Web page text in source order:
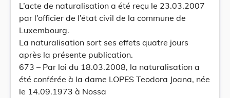
L’acte de naturalisation a été reçu le 23.03.2007
par l’officier de l’état civil de la commune de
Luxembourg.
La naturalisation sort ses effets quatre jours
après la présente publication.
673 – Par loi du 18.03.2008, la naturalisation a
été conférée à la dame LOPES Teodora Joana, née
le 14.09.1973 à Nossa